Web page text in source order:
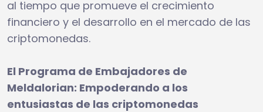
al tiempo que promueve el crecimiento
financiero y el desarrollo en el mercado de las
criptomonedas.
El Programa de Embajadores de
Meldalorian: Empoderando a los
entusiastas de las criptomonedas